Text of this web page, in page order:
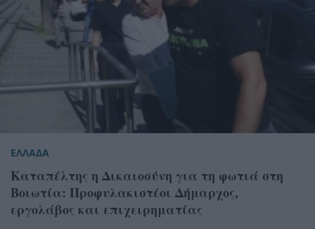
ΕΛΛΑΔΑ
Καταπέλτης η Δικαιοσύνη για τη φωτιά στη
Βοιωτία: Προφυλακιστέοι Δήμαρχος,
εργολάβος και επιχειρηματίας